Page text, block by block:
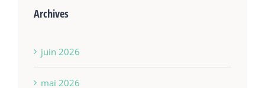
Archives
juin 2026
mai 2026